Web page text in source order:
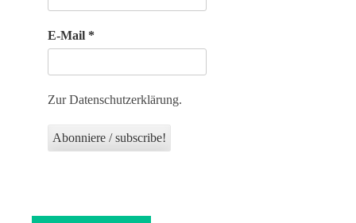
E-Mail *
Zur Datenschutzerklärung.